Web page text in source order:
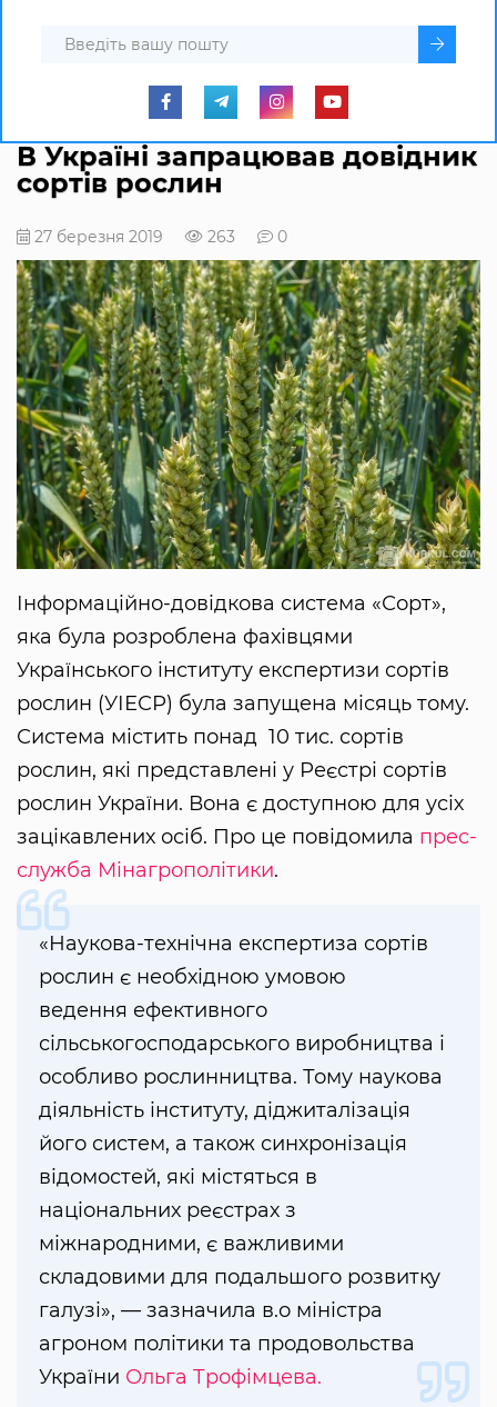
В Україні запрацював довідник
сортів рослин
27 березня 2019 263 0
Інформаційно-довідкова система «Сорт»,
яка була розроблена фахівцями
Українського інституту експертизи сортів
рослин (УІЕСР) була запущена місяць тому.
Система містить понад 10 тис. сортів
рослин, які представлені у Реєстрі сортів
рослин України. Вона є доступною для усіх
зацікавлених осіб. Про це повідомила прес-
служба Мінагрополітики.
«Наукова-технічна експертиза сортів
рослин є необхідною умовою
ведення ефективного
сільськогосподарського виробництва і
особливо рослинництва. Тому наукова
діяльність інституту, діджиталізація
його систем, а також синхронізація
відомостей, які містяться в
національних реєстрах з
міжнародними, є важливими
складовими для подальшого розвитку
галузі», — зазначила в.о міністра
агроном політики та продовольства
України Ольга Трофімцева.